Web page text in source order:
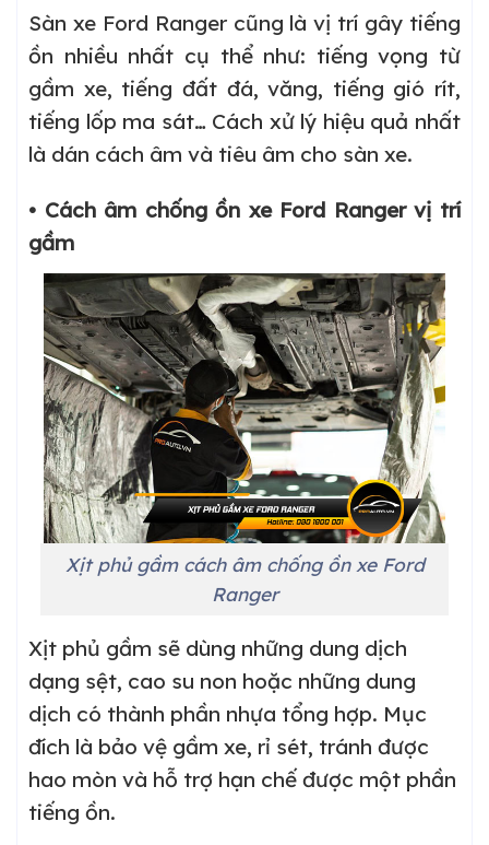
Sàn xe Ford Ranger cũng là vị trí gây tiếng
ồn nhiều nhất cụ thể như: tiếng vọng từ
gầm xe, tiếng đất đá, văng, tiếng gió rít,
tiếng lốp ma sát… Cách xử lý hiệu quả nhất
là dán cách âm và tiêu âm cho sàn xe.
• Cách âm chống ồn xe Ford Ranger vị trí
gầm
Xịt phủ gầm cách âm chống ồn xe Ford
Ranger
Xịt phủ gầm sẽ dùng những dung dịch
dạng sệt, cao su non hoặc những dung
dịch có thành phần nhựa tổng hợp. Mục
đích là bảo vệ gầm xe, rỉ sét, tránh được
hao mòn và hỗ trợ hạn chế được một phần
tiếng ồn.